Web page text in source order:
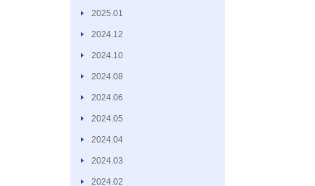
2025.01
2024.12
2024.10
2024.08
2024.06
2024.05
2024.04
2024.03
2024.02